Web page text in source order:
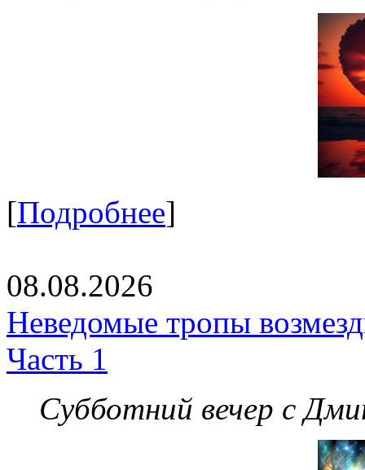
[Подробнее]
08.08.2026
Неведомые тропы
Часть 1
Субботний вечер с